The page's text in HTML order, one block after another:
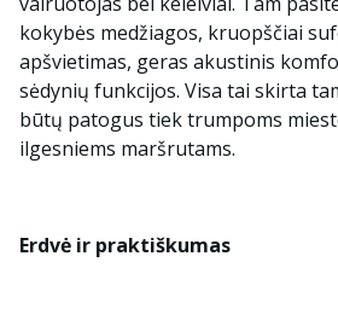
kokybės medžiagos, kruopščiai
apšvietimas, geras akustinis
sėdynių funkcijos. Visa tai skirta
būtų patogus tiek trumpoms
ilgesniems maršrutams.
Erdvė ir praktiškumas